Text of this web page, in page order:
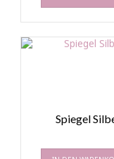
Spiegel